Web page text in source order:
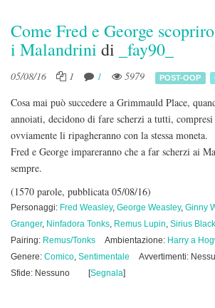
Come Fred e George
i Malandrini di _fay90_
05/08/16 1 1 5979 POST-OOP
Cosa mai può succedere a Grimmauld Place,
annoiati, decidono di fare scherzi a tutti,
ovviamente li ripagheranno con la stessa moneta.
Fred e George impareranno che a far scherzi ai
sempre.
(1570 parole, pubblicata 05/08/16)
Personaggi: Fred Weasley, George Weasley, Ginny
Granger, Ninfadora Tonks, Remus Lupin, Sirius Black
Pairing: Remus/Tonks Ambientazione: Harry a
Genere: Comico, Sentimentale Avvertimenti:
Sfide: Nessuno
[Segnala]